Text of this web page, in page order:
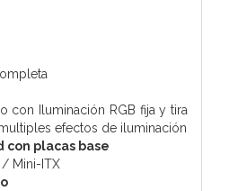
con Iluminación RGB fija y tira
efectos de iluminación
placas base
Mini-ITX